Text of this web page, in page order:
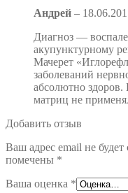
Андрей –
Диагноз —
акупунктурному
Мачерет
заболеваний
абсолютно здоров.
матриц не
Добавить отзыв
Ваш адрес email не будет
помечены *
Ваша оценка *